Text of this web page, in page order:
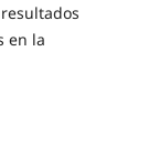
en la